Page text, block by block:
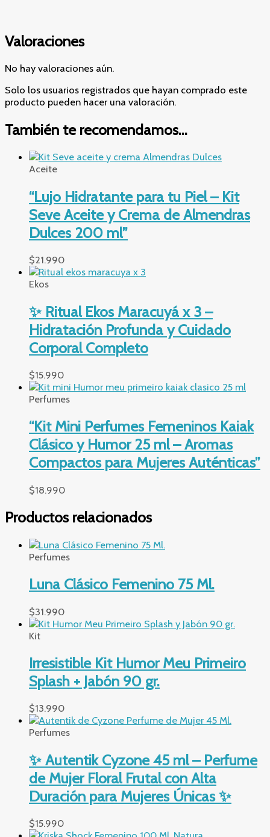
Valoraciones
No hay valoraciones aún.
Solo los usuarios registrados que hayan comprado este
producto pueden hacer una valoración.
También te recomendamos…
Aceite
“Lujo Hidratante para tu Piel – Kit
Seve Aceite y Crema de Almendras
Dulces 200 ml”
$21.990
Ekos
✨ Ritual Ekos Maracuyá x 3 –
Hidratación Profunda y Cuidado
Corporal Completo
$15.990
Perfumes
“Kit Mini Perfumes Femeninos Kaiak
Clásico y Humor 25 ml – Aromas
Compactos para Mujeres Auténticas”
$18.990
Productos relacionados
Perfumes
Luna Clásico Femenino 75 Ml.
$31.990
Kit
Irresistible Kit Humor Meu Primeiro
Splash + Jabón 90 gr.
$13.990
Perfumes
✨ Autentik Cyzone 45 ml – Perfume
de Mujer Floral Frutal con Alta
Duración para Mujeres Únicas ✨
$15.990